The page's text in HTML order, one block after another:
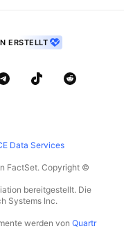
ERSTELLT
Data Services
FactSet. Copyright ©
bereitgestellt. Die
Systems Inc.
werden von Quartr